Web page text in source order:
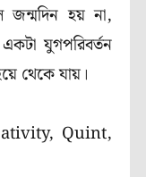
হয় না,
যুগপরিবর্তন
থেকে যায়।
Quint,